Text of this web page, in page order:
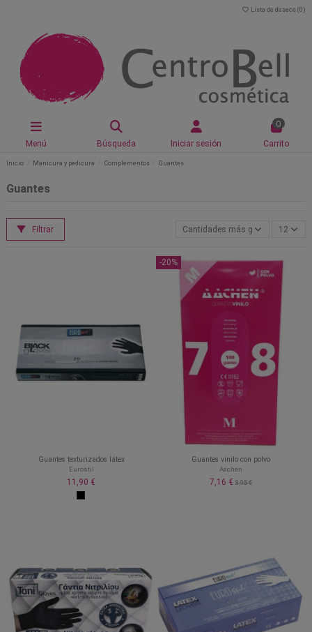
Lista de deseos (0 )
Menú Búsqueda Iniciar sesión
0
Carrito
Inicio Manicura y pedicura Complementos Guantes
Guantes
Filtrar Cantidades más grandes primero
12
Guantes texturizados látex
Eurostil
11,90 €
-20%
Guantes vinilo con polvo
Aachen
7,16 € 8,95 €